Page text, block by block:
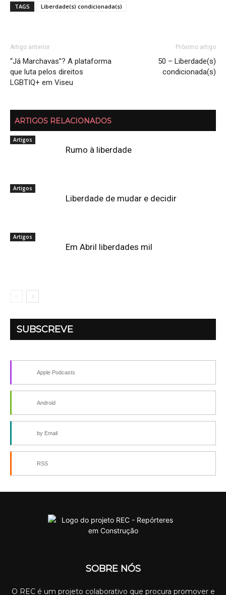
TAGS Liberdade(s) condicionada(s)
Artigo anterior
“Já Marchavas”? A plataforma
que luta pelos direitos
LGBTIQ+ em Viseu
Próximo artigo
50 – Liberdade(s)
condicionada(s)
ARTIGOS RELACIONADOS
Artigos
Rumo à liberdade
Artigos
Liberdade de mudar e decidir
Artigos
Em Abril liberdades mil
SUBSCREVE
Apple Podcasts
Android
by Email
RSS
SOBRE NÓS
O REC é um projeto colaborativo que procura promover e